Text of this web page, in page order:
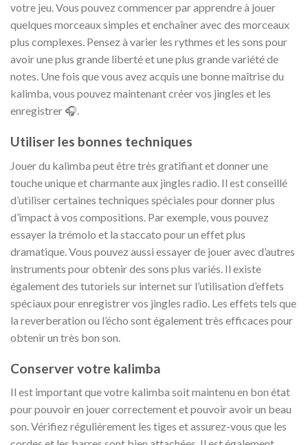
votre jeu. Vous pouvez commencer par apprendre à jouer
quelques morceaux simples et enchaîner avec des morceaux
plus complexes. Pensez à varier les rythmes et les sons pour
avoir une plus grande liberté et une plus grande variété de
notes. Une fois que vous avez acquis une bonne maîtrise du
kalimba, vous pouvez maintenant créer vos jingles et les
enregistrer 🎧.
Utiliser les bonnes techniques
Jouer du kalimba peut être très gratifiant et donner une
touche unique et charmante aux jingles radio. Il est conseillé
d’utiliser certaines techniques spéciales pour donner plus
d’impact à vos compositions. Par exemple, vous pouvez
essayer la trémolo et la staccato pour un effet plus
dramatique. Vous pouvez aussi essayer de jouer avec d’autres
instruments pour obtenir des sons plus variés. Il existe
également des tutoriels sur internet sur l’utilisation d’effets
spéciaux pour enregistrer vos jingles radio. Les effets tels que
la reverberation ou l’écho sont également très efficaces pour
obtenir un très bon son.
Conserver votre kalimba
Il est important que votre kalimba soit maintenu en bon état
pour pouvoir en jouer correctement et pouvoir avoir un beau
son. Vérifiez régulièrement les tiges et assurez-vous que les